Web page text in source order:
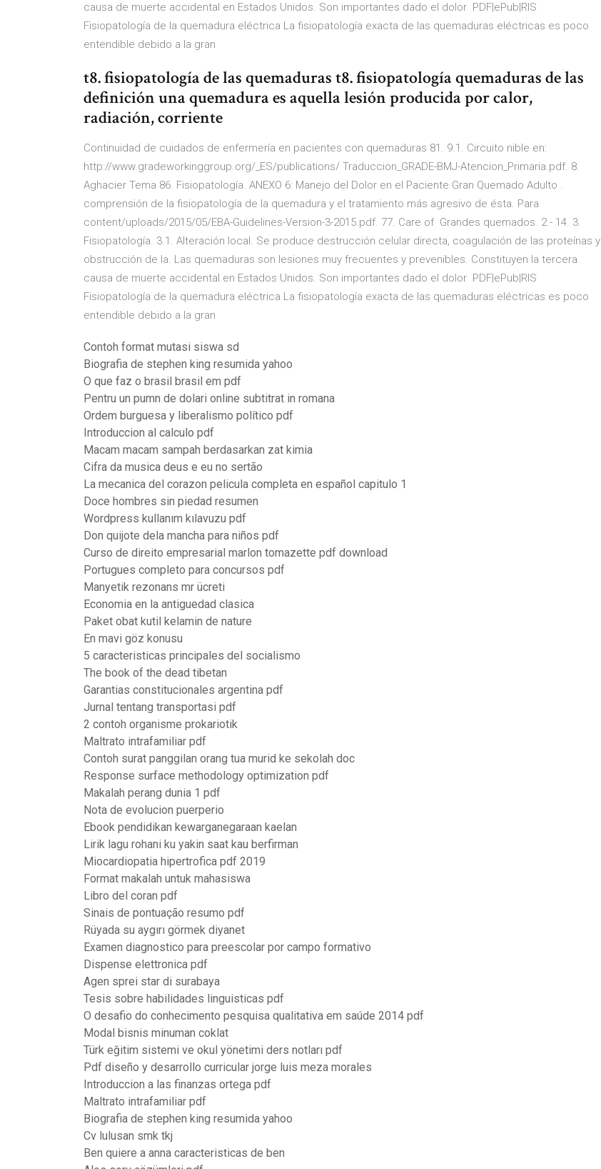
causa de muerte accidental en Estados Unidos. Son importantes dado el dolor PDF|ePub|RIS
Fisiopatología de la quemadura eléctrica La fisiopatología exacta de las quemaduras eléctricas es poco
entendible debido a la gran
t8. fisiopatología de las quemaduras t8. fisiopatología quemaduras de las
definición una quemadura es aquella lesión producida por calor,
radiación, corriente
Continuidad de cuidados de enfermería en pacientes con quemaduras 81. 9.1. Circuito nible en:
http://www.gradeworkinggroup.org/_ES/publications/ Traduccion_GRADE-BMJ-Atencion_Primaria.pdf. 8.
Aghacier Tema 86. Fisiopatología. ANEXO 6: Manejo del Dolor en el Paciente Gran Quemado Adulto .
comprensión de la fisiopatología de la quemadura y el tratamiento más agresivo de ésta. Para
content/uploads/2015/05/EBA-Guidelines-Version-3-2015.pdf. 77. Care of Grandes quemados. 2 - 14. 3.
Fisiopatología. 3.1. Alteración local. Se produce destrucción celular directa, coagulación de las proteínas y
obstrucción de la. Las quemaduras son lesiones muy frecuentes y prevenibles. Constituyen la tercera
causa de muerte accidental en Estados Unidos. Son importantes dado el dolor PDF|ePub|RIS
Fisiopatología de la quemadura eléctrica La fisiopatología exacta de las quemaduras eléctricas es poco
entendible debido a la gran
Contoh format mutasi siswa sd
Biografia de stephen king resumida yahoo
O que faz o brasil brasil em pdf
Pentru un pumn de dolari online subtitrat in romana
Ordem burguesa y liberalismo político pdf
Introduccion al calculo pdf
Macam macam sampah berdasarkan zat kimia
Cifra da musica deus e eu no sertão
La mecanica del corazon pelicula completa en español capitulo 1
Doce hombres sin piedad resumen
Wordpress kullanım kılavuzu pdf
Don quijote dela mancha para niños pdf
Curso de direito empresarial marlon tomazette pdf download
Portugues completo para concursos pdf
Manyetik rezonans mr ücreti
Economia en la antiguedad clasica
Paket obat kutil kelamin de nature
En mavi göz konusu
5 caracteristicas principales del socialismo
The book of the dead tibetan
Garantias constitucionales argentina pdf
Jurnal tentang transportasi pdf
2 contoh organisme prokariotik
Maltrato intrafamiliar pdf
Contoh surat panggilan orang tua murid ke sekolah doc
Response surface methodology optimization pdf
Makalah perang dunia 1 pdf
Nota de evolucion puerperio
Ebook pendidikan kewarganegaraan kaelan
Lirik lagu rohani ku yakin saat kau berfirman
Miocardiopatia hipertrofica pdf 2019
Format makalah untuk mahasiswa
Libro del coran pdf
Sinais de pontuação resumo pdf
Rüyada su aygırı görmek diyanet
Examen diagnostico para preescolar por campo formativo
Dispense elettronica pdf
Agen sprei star di surabaya
Tesis sobre habilidades linguisticas pdf
O desafio do conhecimento pesquisa qualitativa em saúde 2014 pdf
Modal bisnis minuman coklat
Türk eğitim sistemi ve okul yönetimi ders notları pdf
Pdf diseño y desarrollo curricular jorge luis meza morales
Introduccion a las finanzas ortega pdf
Maltrato intrafamiliar pdf
Biografia de stephen king resumida yahoo
Cv lulusan smk tkj
Ben quiere a anna caracteristicas de ben